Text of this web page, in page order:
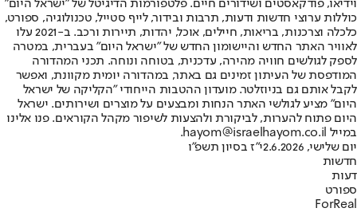
וידיאו, פודקאסטים ושידורים חיים. פלטפורמות הדיגיטל של "ישראל היום"
כוללות ערוצי חדשות ודעות, תרבות ובידור, לייף סטייל, טכנולוגיה, ספורט,
כלכלה וצרכנות, בריאות, חיילים, אוכל, יהדות, תיירות ורכב. ב-2021 עלו
לאוויר האתר החדש והיישומון החדש של "ישראל היום" בעברית, במטרה
לספק לגולשים חוויה מהירה, עדכנית, בטוחה ונוחה. תכני המהדורה
המודפסת של העיתון זמינים גם באתר, במהדורה יומית מקוונת, ואפשר
לקבל אותם גם בניוזלטר. מועדון ההטבות הייחודי "הקליקה של ישראל
היום" מציע לגולשי האתר הנחות ומבצעים על מוצרים ושירותים. ישראל
היום פתוח להערות, לביקורת ולהצעות לשיפור מקהל הקוראים. פנו אלינו
במייל hayom@israelhayom.co.il.
יום שלישי, 2.6.2026
י"ז בסיון תשפ"ו
חדשות
דעות
ספורט
ForReal